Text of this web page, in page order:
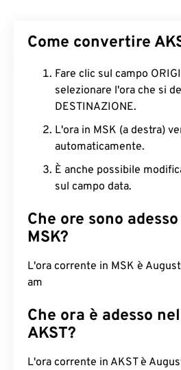
Come convertire
Fare clic sul campo
selezionare l'ora che si
DESTINAZIONE.
L'ora in MSK (a destra)
automaticamente.
È anche possibile
sul campo data.
Che ore sono
MSK?
L'ora corrente in MSK è
10:06:28 am
Che ora è adesso
AKST?
L'ora corrente in AKST è